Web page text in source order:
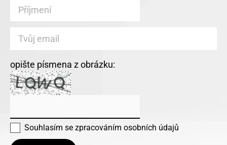
opište písmena z obrázku:
Souhlasím se zpracováním osobních údajů